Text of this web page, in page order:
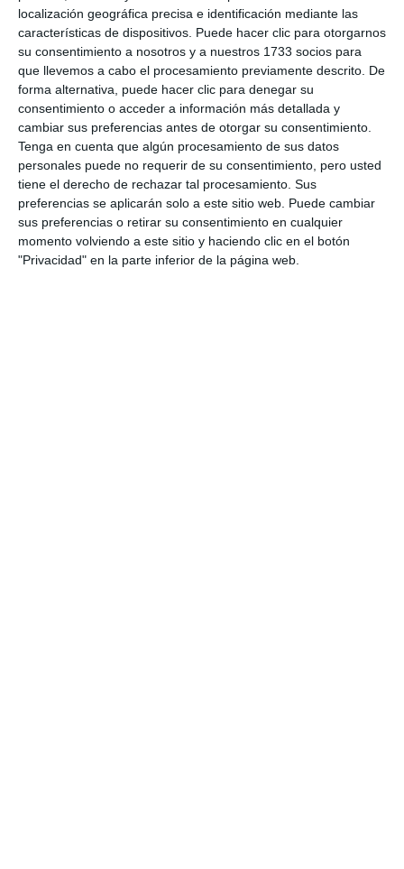
localización geográfica precisa e identificación mediante las
características de dispositivos. Puede hacer clic para otorgarnos
su consentimiento a nosotros y a nuestros 1733 socios para
que llevemos a cabo el procesamiento previamente descrito. De
forma alternativa, puede hacer clic para denegar su
consentimiento o acceder a información más detallada y
cambiar sus preferencias antes de otorgar su consentimiento.
Tenga en cuenta que algún procesamiento de sus datos
personales puede no requerir de su consentimiento, pero usted
tiene el derecho de rechazar tal procesamiento. Sus
preferencias se aplicarán solo a este sitio web. Puede cambiar
sus preferencias o retirar su consentimiento en cualquier
momento volviendo a este sitio y haciendo clic en el botón
"Privacidad" en la parte inferior de la página web.
destacan, apuestan por el transporte público
convencional por lo que están reforzando
diferentes líneas con más horarios y paradas, como,
recuerda Cruz, se ha hecho con la línea 222 que
conecta Valtocado con Mijas Pueblo.
Comparte esta noticia desde el siguiente enlace:
https://mijascom.com/?a=23065